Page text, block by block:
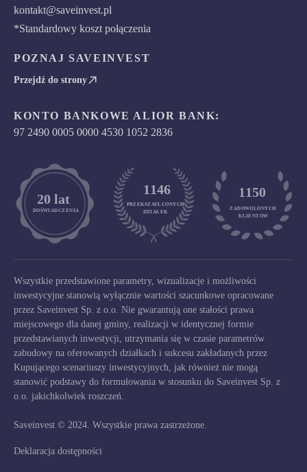
kontakt@saveinvest.pl
*Standardowy koszt połączenia
POZNAJ SAVEINVEST
Przejdź do strony
KONTO BANKOWE ALIOR BANK:
97 2490 0005 0000 4530 1052 2836
DOŚWIADCZENIA
	20 lat
1146
PRZEKSZATŁCONYCH
DZIAŁEK
1150
ZADOWOLONYCH
KLIENTÓW
Wszystkie przedstawione parametry, wizualizacje i możliwości
inwestycyjne stanowią wyłącznie wartości szacunkowe opracowane
przez Saveinvest Sp. z o.o. Nie gwarantują one stałości prawa
miejscowego dla danej gminy, realizacji w identycznej formie
przedstawianych inwestycji, utrzymania się w czasie parametrów
zabudowy na oferowanych działkach i sukcesu zakładanych przez
Kupującego scenariuszy inwestycyjnych, jak również nie mogą
stanowić podstawy do formułowania w stosunku do Saveinvest Sp. z
o.o. jakichkolwiek roszczeń.
Saveinvest © 2024. Wszystkie prawa zastrzeżone.
Deklaracja dostępności